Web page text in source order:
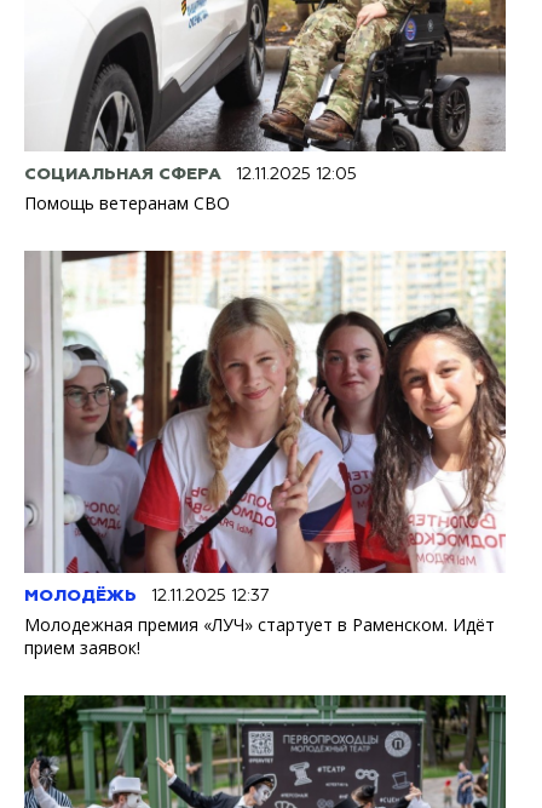
СОЦИАЛЬНАЯ СФЕРА 12.11.2025 12:05
Помощь ветеранам СВО
МОЛОДЁЖЬ 12.11.2025 12:37
Молодежная премия «ЛУЧ» стартует в Раменском. Идёт
прием заявок!